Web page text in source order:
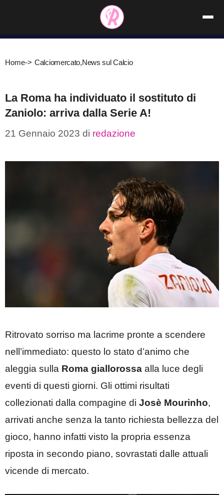
contenuto
Home-> Calciomercato,News sul Calcio
La Roma ha individuato il sostituto di
Zaniolo: arriva dalla Serie A!
21 Gennaio 2023 di redazione
Ritrovato sorriso ma lacrime pronte a scendere
nell’immediato: questo lo stato d’animo che
aleggia sulla Roma giallorossa alla luce degli
eventi di questi giorni. Gli ottimi risultati
collezionati dalla compagine di Josè Mourinho,
arrivati anche senza la tanto richiesta bellezza del
gioco, hanno infatti visto la propria essenza
riposta in secondo piano, sovrastati dalle attuali
vicende di mercato.